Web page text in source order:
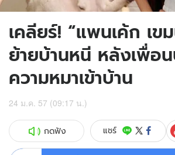
เคลียร์! “แพนเค้ก เข
ย้ายบ้านหนี หลังเพื่อ
ความหมาเข้าบ้าน
24 ม.ค. 57 (09:17 น.)
กดฟัง แชร์